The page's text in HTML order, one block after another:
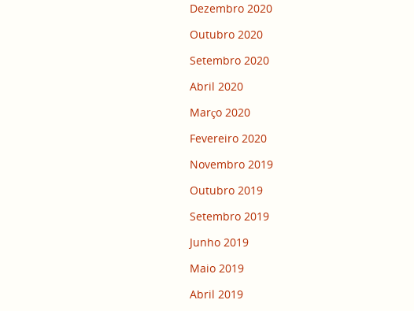
Dezembro 2020
Outubro 2020
Setembro 2020
Abril 2020
Março 2020
Fevereiro 2020
Novembro 2019
Outubro 2019
Setembro 2019
Junho 2019
Maio 2019
Abril 2019